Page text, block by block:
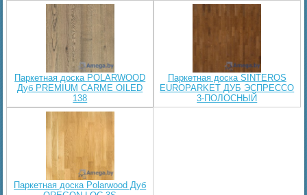
Паркетная доска POLARWOOD
Дуб PREMIUM CARME OILED
138
Паркетная доска SINTEROS
EUROPARKET ДУБ ЭСПРЕССО
3-ПОЛОСНЫЙ
Паркетная доска Polarwood Дуб